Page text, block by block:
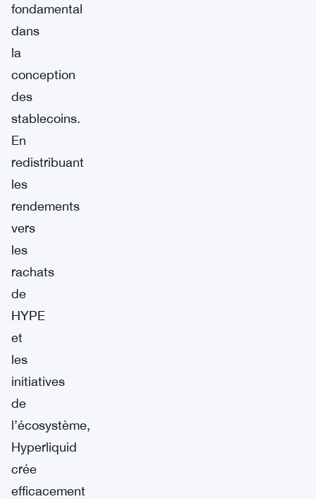
fondamental
dans
la
conception
des
stablecoins.
En
redistribuant
les
rendements
vers
les
rachats
de
HYPE
et
les
initiatives
de
l’écosystème,
Hyperliquid
crée
efficacement